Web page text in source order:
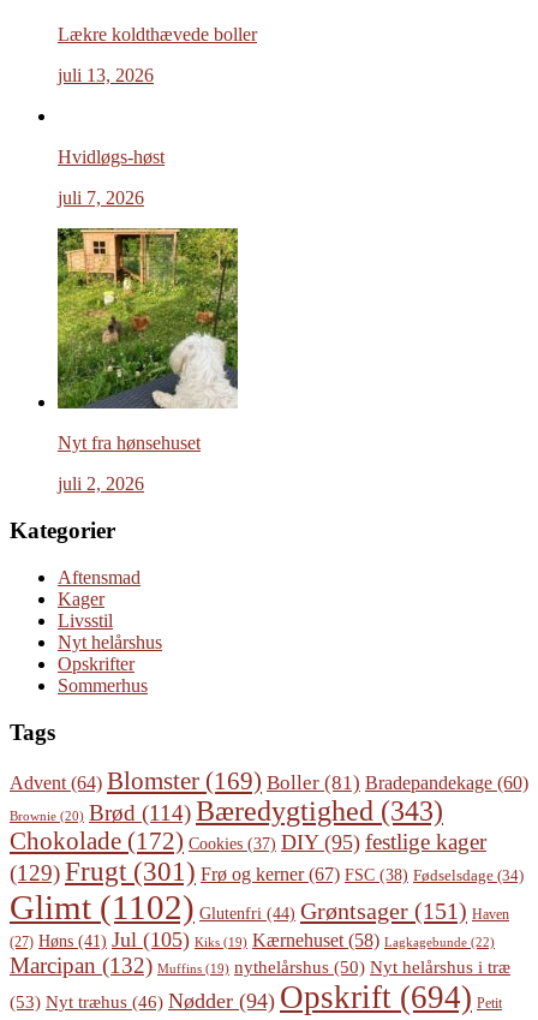
Lækre koldthævede boller
juli 13, 2026
Hvidløgs-høst
juli 7, 2026
Nyt fra hønsehuset
juli 2, 2026
Kategorier
Aftensmad
Kager
Livsstil
Nyt helårshus
Opskrifter
Sommerhus
Tags
Advent (64) Blomster (169) Boller (81) Bradepandekage (60)
Brownie (20) Brød (114)Bæredygtighed (343)
Chokolade (172) Cookies (37) DIY(95) festlige kager
(129)Frugt(301) Frø og kerner(67) FSC (38) Fødselsdage (34)
Glimt (1102) Glutenfri (44) Grøntsager (151) Haven
(27) Høns (41) Jul (105) Kiks (19) Kærnehuset (58) Lagkagebunde (22)
Marcipan (132) Muffins (19) nythelårshus (50) Nyt helårshus i træ
(53) Nyt træhus (46) Nødder (94) Opskrift (694) Petit